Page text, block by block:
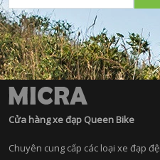
Cửa hàng xe đạp Queen Bike
Chuyên cung cấp các loại xe đạp